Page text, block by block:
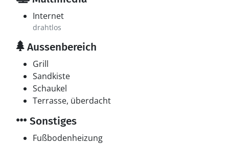
Internet
drahtlos
Aussenbereich
Grill
Sandkiste
Schaukel
Terrasse, überdacht
Sonstiges
Fußbodenheizung